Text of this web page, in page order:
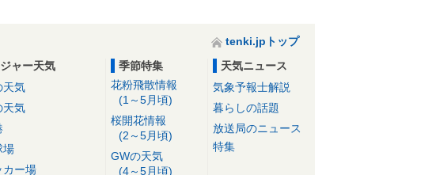
tenki.jpトップ
ャー天気
天気
天気
場
カー場
季節特集
花粉飛散情報
(1～5月頃)
桜開花情報
(2～5月頃)
GWの天気
(4～5月頃)
天気ニュース
気象予報士解説
暮らしの話題
放送局のニュース
特集